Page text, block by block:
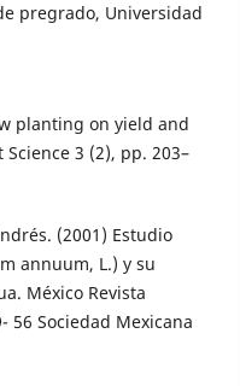
pregrado, Universidad
planting on yield and
3 (2), pp. 203–
(2001) Estudio
annuum, L.) y su
México Revista
56 Sociedad Mexicana